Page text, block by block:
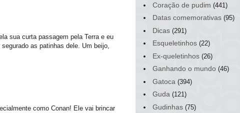
sua curta passagem pela Terra e eu
as patinhas dele. Um beijo,
como Conan! Ele vai brincar
Coração de pudim (441)
Datas comemorativas (95)
Dicas (291)
Esqueletinhos (22)
Ex-queletinhos (26)
Ganhando o mundo (46)
Gatoca (394)
Guda (121)
Gudinhas (75)